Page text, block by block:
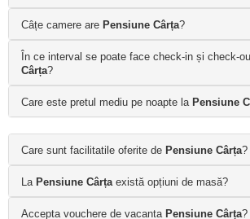
Câțe camere are Pensiune Cârța?
În ce interval se poate face check-in și check-
Cârța?
Care este pretul mediu pe noapte la Pensiune
Care sunt facilitatile oferite de Pensiune Cârța?
La Pensiune Cârța există opțiuni de masă?
Accepta vouchere de vacanta Pensiune Cârța?